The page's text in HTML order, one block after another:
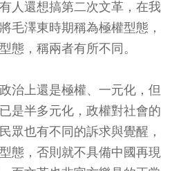
人還想搞第二次文革，在我
毛澤東時期稱為極權型態，
態，稱兩者有所不同。
治上還是極權、一元化，但
是半多元化，政權對社會的
眾也有不同的訴求與覺醒，
態，否則就不具備中國再現